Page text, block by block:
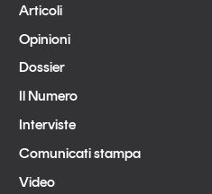
Articoli
Opinioni
Dossier
Il Numero
Interviste
Comunicati stampa
Video